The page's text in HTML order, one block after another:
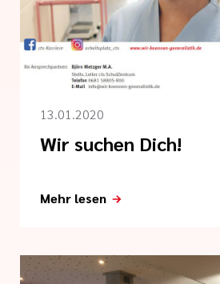
der cts13.01.2020
Wir suchen Dich!
Mehr lesen